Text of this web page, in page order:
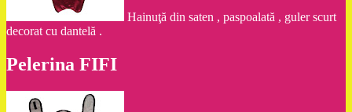
Hainuţă din saten , paspoalată , guler scurt
decorat cu dantelă .
Pelerina FIFI